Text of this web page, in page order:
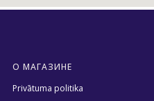
О МАГАЗИНЕ
Privātuma politika